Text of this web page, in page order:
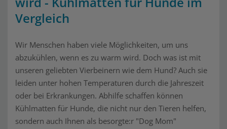
Vergleich
Wir Menschen haben viele Möglichkeiten, um uns
abzukühlen, wenn es zu warm wird. Doch was ist mit
unseren geliebten Vierbeinern wie dem Hund? Auch sie
leiden unter hohen Temperaturen durch die Jahreszeit
oder bei Erkrankungen. Abhilfe schaffen können
Kühlmatten für Hunde, die nicht nur den Tieren helfen,
sondern auch Ihnen als besorgte:r "Dog Mom"